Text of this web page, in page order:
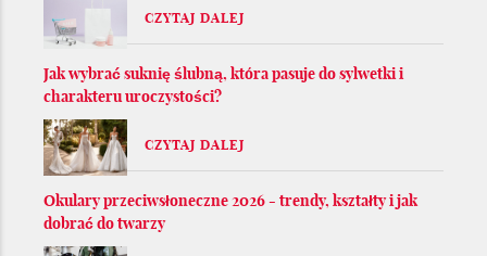
CZYTAJ DALEJ
Jak wybrać suknię ślubną, która pasuje do sylwetki i
charakteru uroczystości?
CZYTAJ DALEJ
Okulary przeciwsłoneczne 2026 - trendy, kształty i jak
dobrać do twarzy